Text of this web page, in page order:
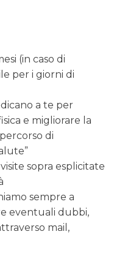
(in caso di
per i giorni di
a te per
e migliorare la
di
sopra esplicitate
sempre a
eventuali dubbi,
mail,